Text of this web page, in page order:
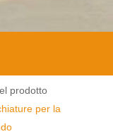
prodotto
per la